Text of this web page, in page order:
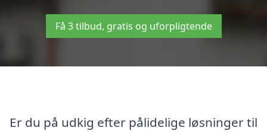
Få 3 tilbud, gratis og uforpligtende
Er du på udkig efter pålidelige løsninger til